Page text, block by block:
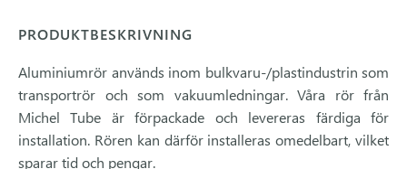
PRODUKTBESKRIVNING
Aluminiumrör används inom bulkvaru-/plastindustrin som
transportrör och som vakuumledningar. Våra rör från
Michel Tube är förpackade och levereras färdiga för
installation. Rören kan därför installeras omedelbart, vilket
sparar tid och pengar.